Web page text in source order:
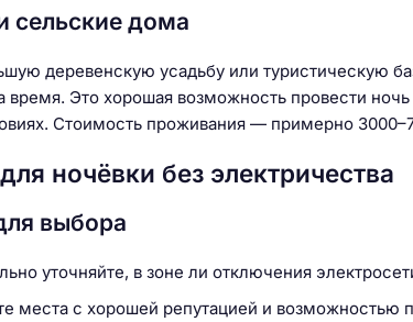
сельские дома
деревенскую усадьбу или туристическую
Это хорошая возможность провести ночь
Стоимость проживания — примерно
ночёвки без электричества
выбора
уточняйте, в зоне ли отключения
места с хорошей репутацией и возможностью